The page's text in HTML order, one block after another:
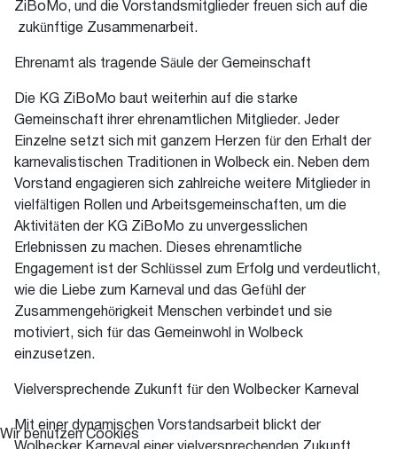
ZiBoMo, und die Vorstandsmitglieder freuen sich auf die
zukünftige Zusammenarbeit.
Ehrenamt als tragende Säule der Gemeinschaft
Die KG ZiBoMo baut weiterhin auf die starke
Gemeinschaft ihrer ehrenamtlichen Mitglieder. Jeder
Einzelne setzt sich mit ganzem Herzen für den Erhalt der
karnevalistischen Traditionen in Wolbeck ein. Neben dem
Vorstand engagieren sich zahlreiche weitere Mitglieder in
vielfältigen Rollen und Arbeitsgemeinschaften, um die
Aktivitäten der KG ZiBoMo zu unvergesslichen
Erlebnissen zu machen. Dieses ehrenamtliche
Engagement ist der Schlüssel zum Erfolg und verdeutlicht,
wie die Liebe zum Karneval und das Gefühl der
Zusammengehörigkeit Menschen verbindet und sie
motiviert, sich für das Gemeinwohl in Wolbeck
einzusetzen.
Vielversprechende Zukunft für den Wolbecker Karneval
Mit einer dynamischen Vorstandsarbeit blickt der
Wir benutzen Cookies